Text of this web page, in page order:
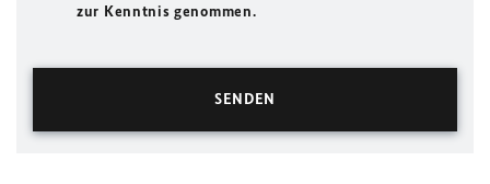
zur Kenntnis genommen.